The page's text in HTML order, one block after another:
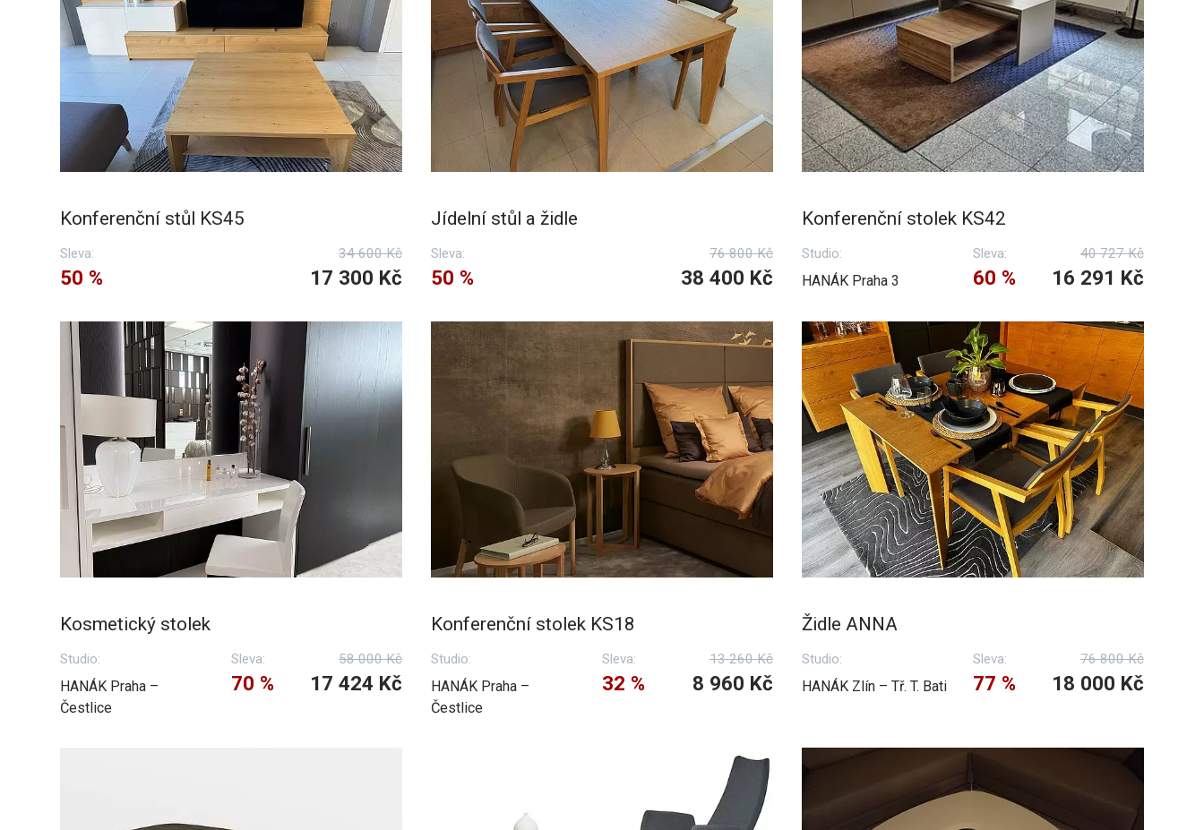
Konferenční stůl KS45
Sleva:
50 %
34 600 Kč
17 300 Kč
Jídelní stůl a židle
Sleva:
50 %
76 800 Kč
38 400 Kč
Konferenční stolek KS42
Studio:
HANÁK Praha 3
Sleva:
60 %
40 727 Kč
16 291 Kč
Kosmetický stolek
Studio:
HANÁK Praha –
Čestlice
Sleva:
70 %
58 000 Kč
17 424 Kč
Konferenční stolek KS18
Studio:
HANÁK Praha –
Čestlice
Sleva:
32 %
13 260 Kč
8 960 Kč
Židle ANNA
Studio:
HANÁK Zlín – Tř. T. Bati
Sleva:
77 %
76 800 Kč
18 000 Kč